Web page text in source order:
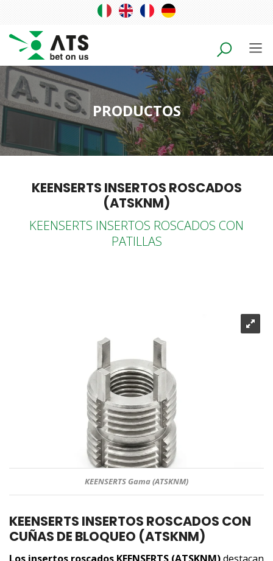
PRODUCTOS
KEENSERTS INSERTOS ROSCADOS
(ATSKNM)
KEENSERTS INSERTOS ROSCADOS CON
PATILLAS
KEENSERTS Gama (ATSKNM)
KEENSERTS INSERTOS ROSCADOS CON
CUÑAS DE BLOQUEO (ATSKNM)